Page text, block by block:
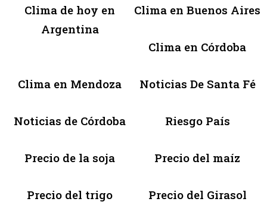
Clima de hoy en
Argentina
Clima en Buenos Aires
Clima en Córdoba
Clima en Mendoza Noticias De Santa Fé
Noticias de Córdoba Riesgo País
Precio de la soja Precio del maíz
Precio del trigo Precio del Girasol